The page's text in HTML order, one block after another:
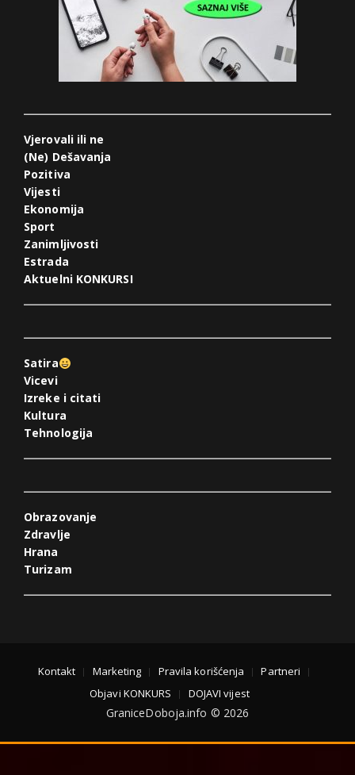
Vjerovali ili ne
(Ne) Dešavanja
Pozitiva
Vijesti
Ekonomija
Sport
Zanimljivosti
Estrada
Aktuelni KONKURSI
Satira
Vicevi
Izreke i citati
Kultura
Tehnologija
Obrazovanje
Zdravlje
Hrana
Turizam
Kontakt Marketing Pravila korišćenja
Partneri
Objavi KONKURS
DOJAVI vijest
GraniceDoboja.info © 2026